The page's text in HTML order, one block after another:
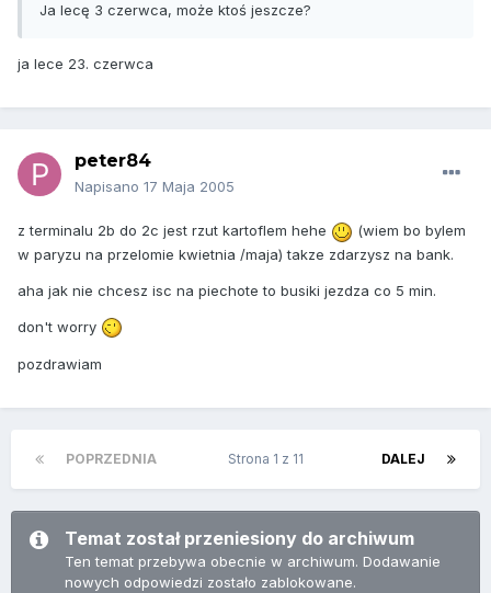
Ja lecę 3 czerwca, może ktoś jeszcze?
ja lece 23. czerwca
peter84
Napisano 17 Maja 2005
z terminalu 2b do 2c jest rzut kartoflem hehe
(wiem bo bylem
w paryzu na przelomie kwietnia /maja) takze zdarzysz na bank.
aha jak nie chcesz isc na piechote to busiki jezdza co 5 min.
don't worry
pozdrawiam
POPRZEDNIA DALEJ
Strona 1 z 11
Temat został przeniesiony do archiwum
Ten temat przebywa obecnie w archiwum. Dodawanie
nowych odpowiedzi zostało zablokowane.